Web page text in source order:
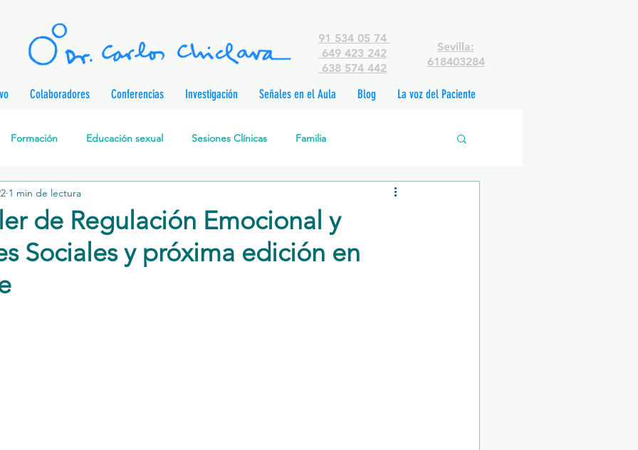
91 534 05 74
649 423 242
638 574 442
Sevilla:
618403284
Colaboradores Conferencias Investigación Señales en el Aula Blog La voz del Paciente
Formación Educación sexual Sesiones Clínicas Familia
Cognitivo-Analítica
Desarrollo personal Investigación Personajes & Personas
de Regulación Emocional y
Sociales y próxima edición en
1 min de lectura